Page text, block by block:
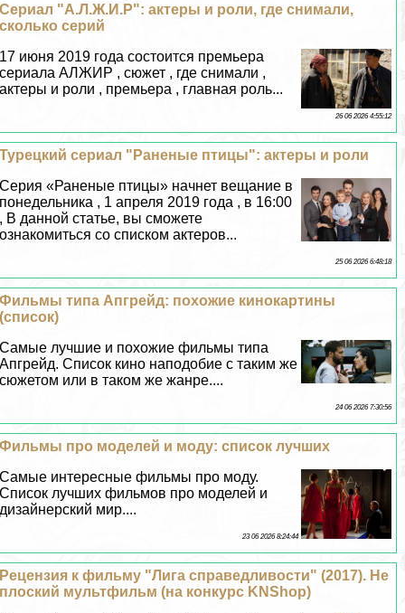
Сериал "А.Л.Ж.И.Р": актеры и роли, где снимали,
сколько серий
17 июня 2019 года состоится премьера
сериала АЛЖИР , сюжет , где снимали ,
актеры и роли , премьера , главная роль...
26 06 2026 4:55:12
Турецкий сериал "Раненые птицы": актеры и роли
Серия «Раненые птицы» начнет вещание в
понедельника , 1 апреля 2019 года , в 16:00
, В данной статье, вы сможете
ознакомиться со списком актеров...
25 06 2026 6:48:18
Фильмы типа Апгрейд: похожие кинокартины
(список)
Самые лучшие и похожие фильмы типа
Апгрейд. Список кино наподобие с таким же
сюжетом или в таком же жанре....
24 06 2026 7:30:56
Фильмы про моделей и моду: список лучших
Самые интересные фильмы про моду.
Список лучших фильмов про моделей и
дизайнерский мир....
23 06 2026 8:24:44
Рецензия к фильму "Лига справедливости" (2017). Не
плоский мультфильм (на конкурс KNShop)